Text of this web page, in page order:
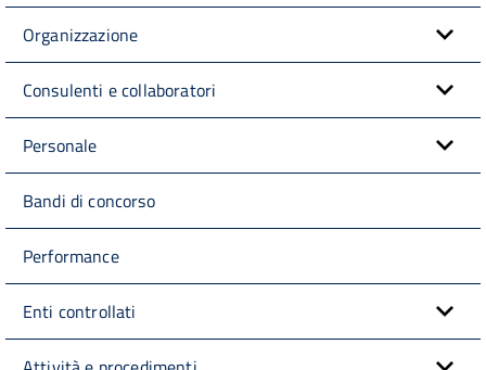
Organizzazione
Consulenti e collaboratori
Personale
Bandi di concorso
Performance
Enti controllati